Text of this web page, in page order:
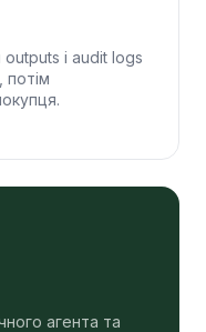
outputs і audit logs
агента та